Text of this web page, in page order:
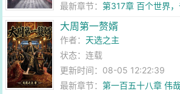
最新章节：第317章 百个世界
大周第一赘婿
作者： 天选之主
状态：连载
更新时间：08-05 12:22:39
最新章节：第一百五十八章 伟